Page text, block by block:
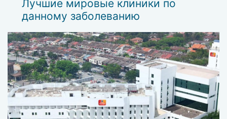
Лучшие мировые клиники по
данному заболеванию